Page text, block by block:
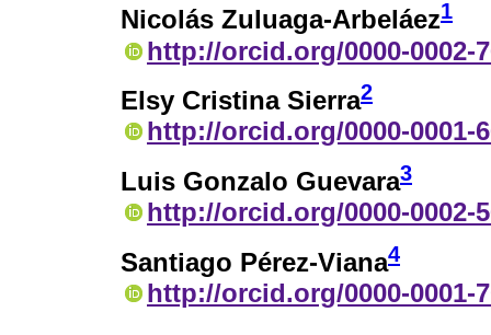
Nicolás Zuluaga-Arbeláez1
http://orcid.org/0000-0002-
Elsy Cristina Sierra2
http://orcid.org/0000-0001-
Luis Gonzalo Guevara3
http://orcid.org/0000-0002-
Santiago Pérez-Viana4
http://orcid.org/0000-0001-